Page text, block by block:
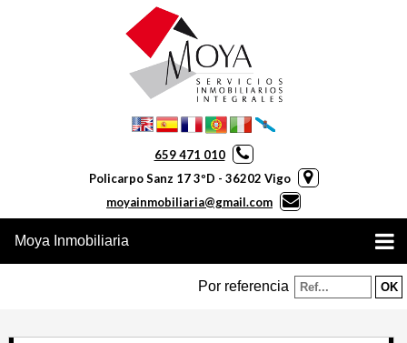
659 471 010
Policarpo Sanz 17 3ºD - 36202 Vigo
moyainmobiliaria@gmail.com
Moya Inmobiliaria
Por referencia